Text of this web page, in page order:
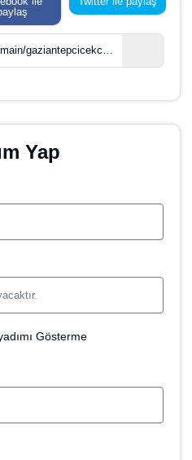
ile
Twitter ile paylaş
www.domainsepeti.com.tr/domain/gaziantepcicekci-com-tr
Yap
Gösterme